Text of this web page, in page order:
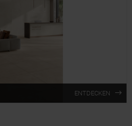
ENTDECKEN